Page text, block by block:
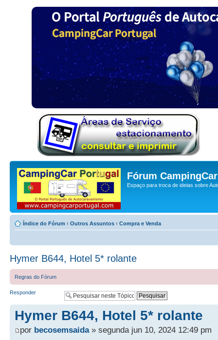
Fórum
Espaço para troca de ideias sobre
Índice do Fórum ‹ Outros Assuntos ‹ Compra e Venda
Hymer B644, Hotel 5* rolante
Regras do Fórum
Responder
Hymer B644, Hotel 5* rolante
por becosemsaida» segunda jun 10, 2024 12:49 pm